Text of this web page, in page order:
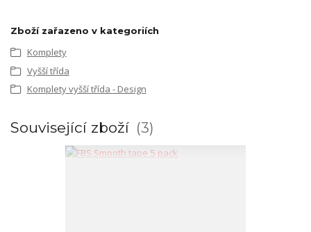
Zboží zařazeno v kategoriích
Komplety
Vyšší třída
Komplety vyšší třída - Design
Související zboží 3